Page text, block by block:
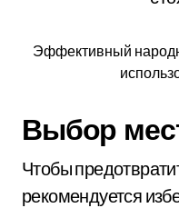
Эффективный
Выбор
Чтобы
рекомендуется